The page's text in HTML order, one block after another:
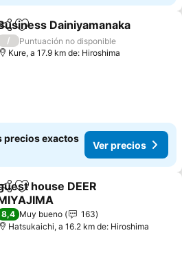
Agregar a favoritos
Dainiyamanaka
/
Puntuación no disponible
Kure, a 17.9 km de: Hiroshima
precios exactos
Ver precios
Agregar a favoritos
house DEER
precios
8,4 Muy bueno
163
Hatsukaichi, a 16.2 km de: Hiroshima